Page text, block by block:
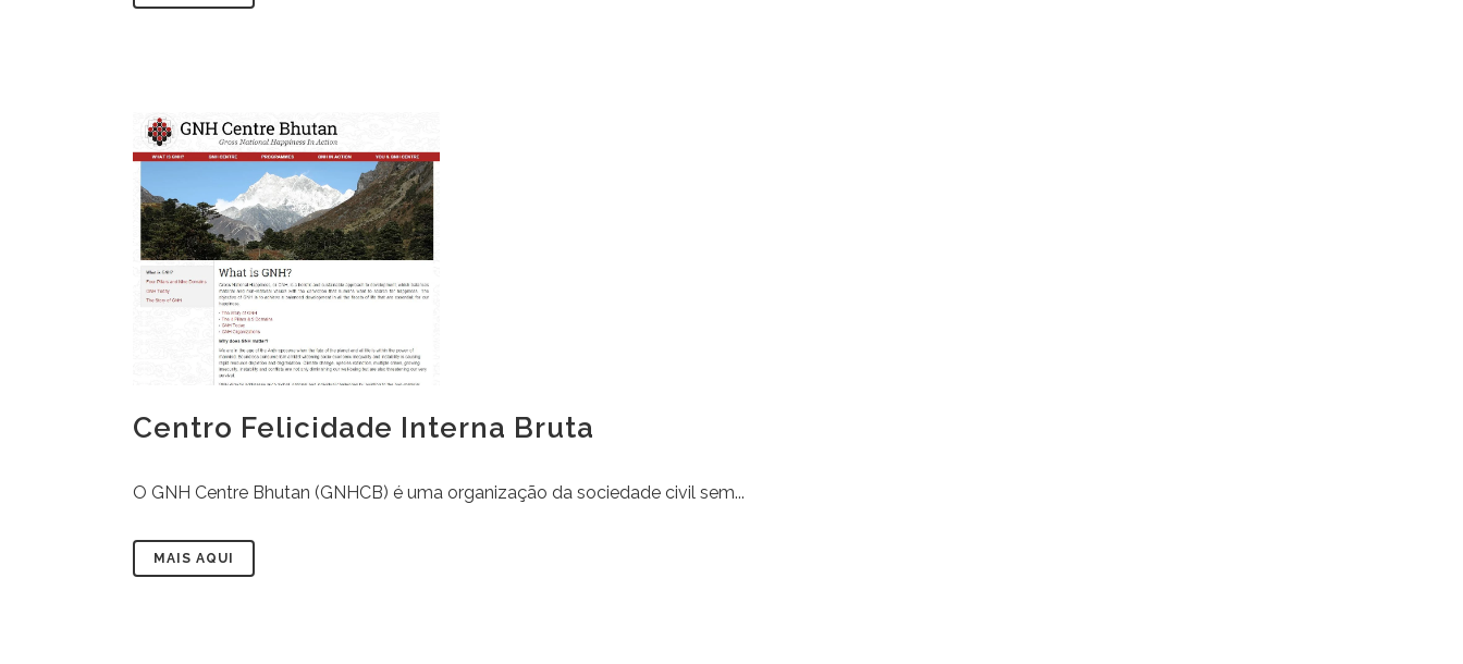
Centro Felicidade Interna Bruta
O GNH Centre Bhutan (GNHCB) é uma organização da sociedade civil sem...
MAIS AQUI